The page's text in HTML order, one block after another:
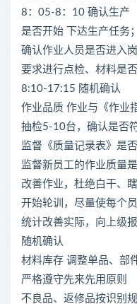
8：05-8：10 确认生产
是否开始 下达生产任务；
确认作业人员是否进入
要求进行点检、材料是
8:10-17:15 随机确认
作业品质 作业与《作业
抽检5-10台，确认是否
监督《质量记录表》是
监督新员工的作业质量是
改善作业，杜绝白干、瞎
开始轮训，尽量使每个
统计改善实际，向上级
随机确认
材料库存 调整单品、部
严格遵守先来先用原则
不良品、返修品按识别